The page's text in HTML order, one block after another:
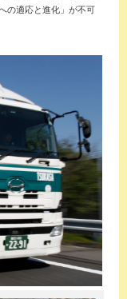
の適応と進化」が不可